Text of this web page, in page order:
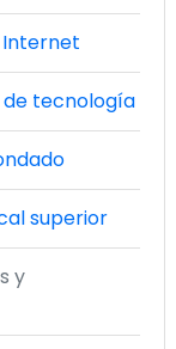
tecnología
superior
y